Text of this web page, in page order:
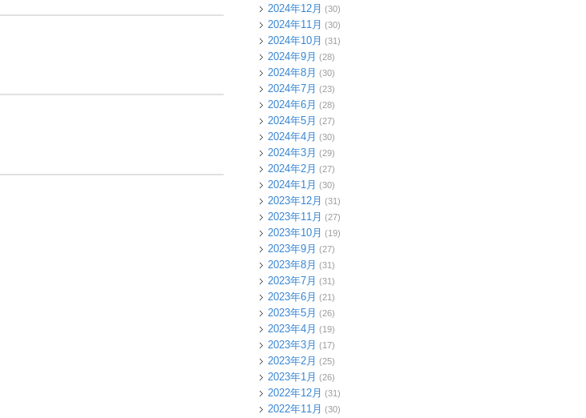
2024年12月 (30)
2024年11月 (30)
2024年10月 (31)
2024年9月 (28)
2024年8月 (30)
2024年7月 (23)
2024年6月 (28)
2024年5月 (27)
2024年4月 (30)
2024年3月 (29)
2024年2月 (27)
2024年1月 (30)
2023年12月 (31)
2023年11月 (27)
2023年10月 (19)
2023年9月 (27)
2023年8月 (31)
2023年7月 (31)
2023年6月 (21)
2023年5月 (26)
2023年4月 (19)
2023年3月 (17)
2023年2月 (25)
2023年1月 (26)
2022年12月 (31)
2022年11月 (30)